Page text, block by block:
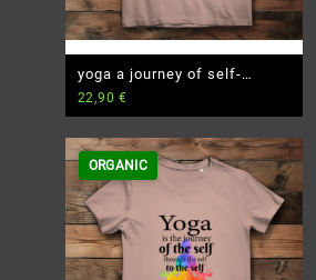
yoga a journey of self-
discovery and self-love –
22,90€
ORGANIC